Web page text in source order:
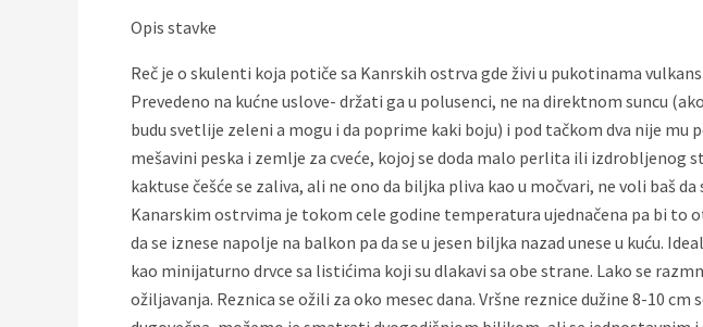
Opis stavke
Reč je o skulenti koja potiče sa Kanrskih ostrva gde živi u pukotinama
Prevedeno na kućne uslove- držati ga u polusenci, ne na direktnom suncu
budu svetlije zeleni a mogu i da poprime kaki boju) i pod tačkom dva nije
mešavini peska i zemlje za cveće, kojoj se doda malo perlita ili izdrobljenog
kaktuse češće se zaliva, ali ne ono da biljka pliva kao u močvari, ne voli baš
Kanarskim ostrvima je tokom cele godine temperatura ujednačena pa bi to
da se iznese napolje na balkon pa da se u jesen biljka nazad unese u kuću.
kao minijaturno drvce sa listićima koji su dlakavi sa obe strane. Lako se
ožiljavanja. Reznica se ožili za oko mesec dana. Vršne reznice dužine 8-10